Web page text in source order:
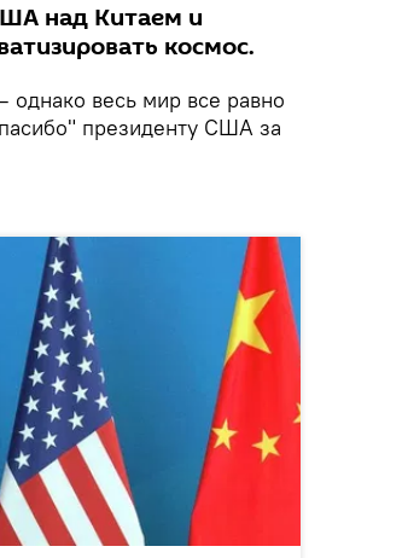
над Китаем и
космос.
однако весь мир все равно
президенту США за